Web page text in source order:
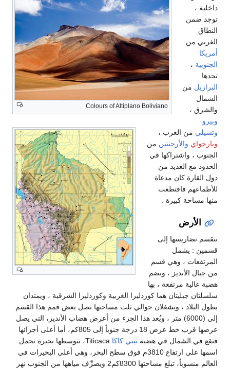
Colours of Altiplano Boliviano
داخلية ،
توجد ضمن
النطاق
الغربي من
أمريكا
الجنوبية،
تحدها
البرازيلمن
الشمال
والشرق ،
وبيرو
وتشيليمن الغرب ،
وبارجواي والأرجنتينمن
الجنوب ، واشتراكها في
الحدود مع العديد من
دول القارة كان مدعاة
للأطماعهم فاقتطعت
منها مساحة كبيرة .
الأرض
تنقسم تضاريسها إلى
قسمين : يشمل
المرتفعات ، وهي قسم
من جبال الأنديز ، وتضم
هضبة عالية مرتفعة ، بها
سلسلتان جبليتان هما كوردليرا الغربية وكوردليرا الشرقية ، ويمتدان
بطول البلاد ، ويشغلان حوالي ثلث مساحتها تصل بعض قمم هذا القسم
إلى (6000) متر ، ويُعد هذا الجزء من أعرض هضاب الأنديز، التي يصل
عرضها قرب خط عرض 18 درجة جنوباً إلى 805كم، أما أعلى أجزائها
فتقع في الشمال في هضبةتيتي كاكا
Titicaca، تتوسطها بحيرة تحمل
اسمها على ارتفاع 3810م فوق سطح البحر، وهي أعلى البحيرات في
العالم منسوباً، تبلغ مساحتها 8300كم2 ويصرِّف مياهها من الجنوب نهر